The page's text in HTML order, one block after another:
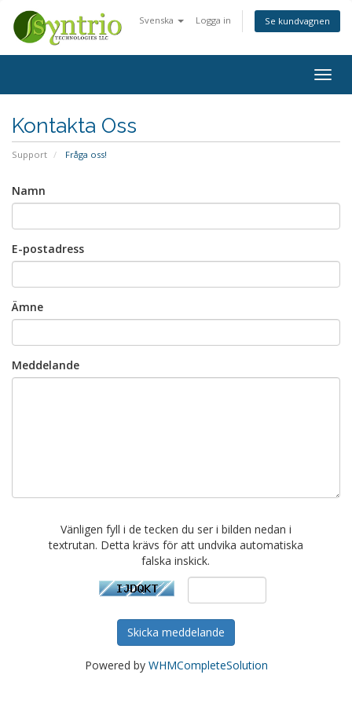
Svenska Logga in Se kundvagnen
Kontakta Oss
Support Fråga oss!
Namn
E-postadress
Ämne
Meddelande
Vänligen fyll i de tecken du ser i bilden nedan i
textrutan. Detta krävs för att undvika automatiska
falska inskick.
Skicka meddelande
Powered by WHMCompleteSolution